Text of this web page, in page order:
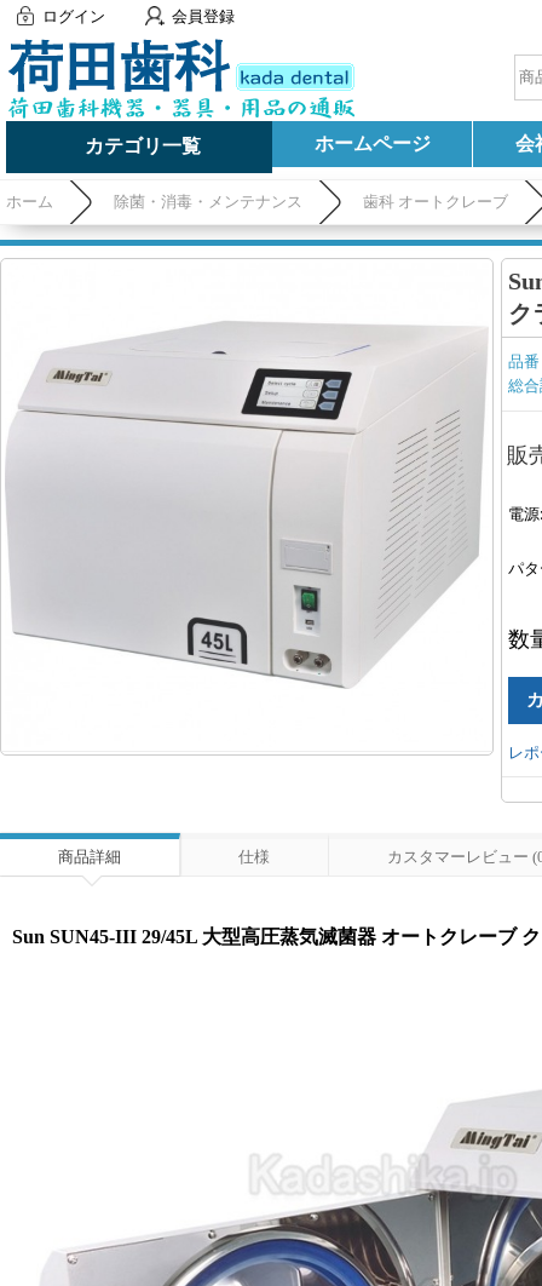
ログイン 会員登録
カテゴリ一覧 ホームページ 会
ホーム 除菌・消毒・メンテナンス 歯科 オートクレーブ
ク
品
総
販
電源:
パ
数
レ
商品詳細 仕様 カスタマーレビュー
Sun SUN45-III 29/45L 大型高圧蒸気滅菌器 オートクレーブ